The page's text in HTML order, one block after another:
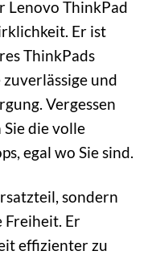
Lenovo ThinkPad
Er ist
ThinkPads
und
Vergessen
die volle
egal wo Sie sind.
sondern
Er
effizienter zu